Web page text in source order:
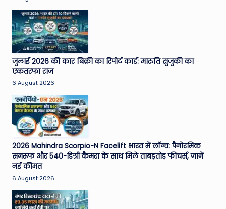
जुलाई 2026 की कार बिक्री का रिपोर्ट कार्ड: मारुति सुजुकी का
एकतरफा राज
6 August 2026
2026 Mahindra Scorpio-N Facelift भारत में लॉन्च: पैनोरमिक
सनरूफ और 540-डिग्री कैमरा के साथ मिले ताबड़तोड़ फीचर्स, जानें
नई कीमत
6 August 2026